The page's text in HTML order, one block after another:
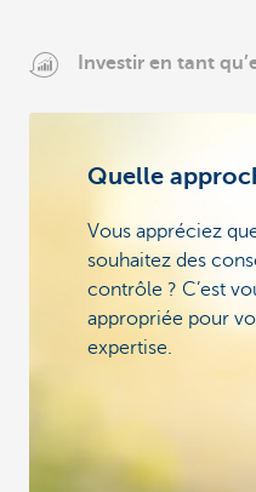
Investir en tant
Quelle
Vous appréciez
souhaitez des
contrôle ? C’est
appropriée pour
expertise.